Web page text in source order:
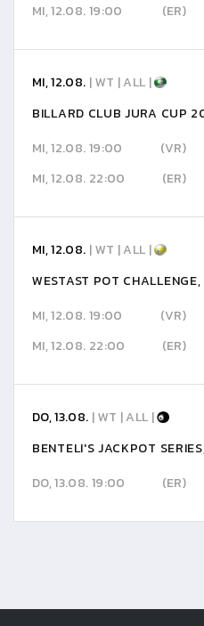
MI, 12.08. 19:00
(ER)
MI, 12.08. | WT | ALL |
BILLARD CLUB JURA CUP
MI, 12.08. 19:00
(VR)
MI, 12.08. 22:00
(ER)
MI, 12.08. | WT | ALL |
WESTAST POT
MI, 12.08. 19:00
(VR)
MI, 12.08. 22:00
(ER)
DO, 13.08. | WT | ALL |
BENTELI'S JACKPOT
DO, 13.08. 19:00
(ER)